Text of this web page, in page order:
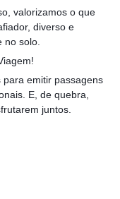
valorizamos o que
diverso e
no solo.
emitir passagens
E, de quebra,
juntos.